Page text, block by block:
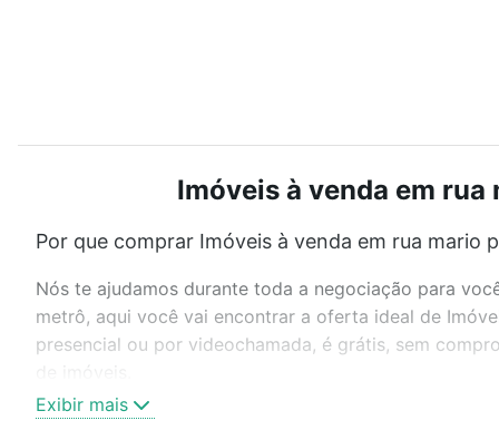
Imóveis à venda em
Por que comprar Imóveis à venda em rua mario
Nós te ajudamos durante toda a negociação para
metrô, aqui você vai encontrar a oferta ideal de
presencial ou por videochamada, é grátis, sem
Como escolher um imóvel?
Exibir mais